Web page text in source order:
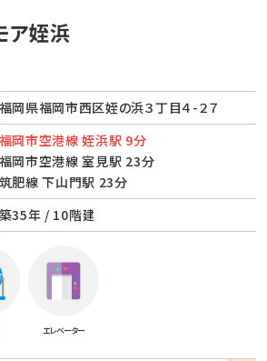
ア姪浜
福岡県福岡市西区姪の浜３丁目４-２７
福岡市空港線 姪浜駅 9分
福岡市空港線 室見駅 23分
筑肥線 下山門駅 23分
築35年 / 10階建
エレベーター